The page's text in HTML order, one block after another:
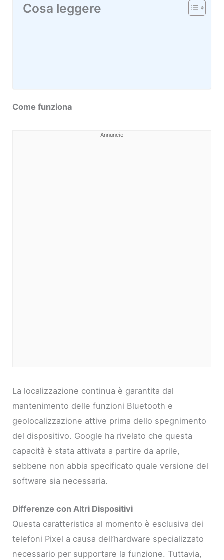
Cosa leggere
Come funziona
Annuncio
La localizzazione continua è garantita dal
mantenimento delle funzioni Bluetooth e
geolocalizzazione attive prima dello spegnimento
del dispositivo. Google ha rivelato che questa
capacità è stata attivata a partire da aprile,
sebbene non abbia specificato quale versione del
software sia necessaria.
Differenze con Altri Dispositivi
Questa caratteristica al momento è esclusiva dei
telefoni Pixel a causa dell’hardware specializzato
necessario per supportare la funzione. Tuttavia,